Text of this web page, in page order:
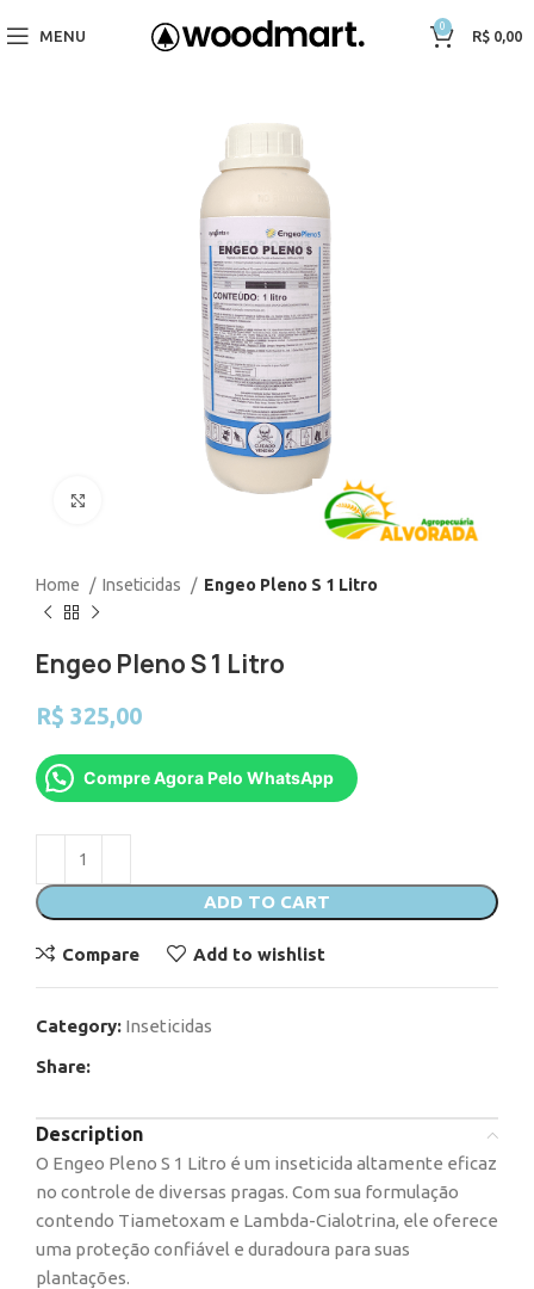
MENU
0
R$ 0,00
Home Inseticidas Engeo Pleno S 1 Litro
Engeo Pleno S 1 Litro
R$ 325,00
Compre Agora Pelo WhatsApp
ADD TO CART
Compare Add to wishlist
Category: Inseticidas
Share:
Description
O Engeo Pleno S 1 Litro é um inseticida altamente eficaz
no controle de diversas pragas. Com sua formulação
contendo Tiametoxam e Lambda-Cialotrina, ele oferece
uma proteção confiável e duradoura para suas
plantações.